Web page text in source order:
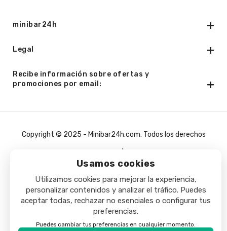
Usamos cookies
Utilizamos cookies para mejorar la experiencia,
personalizar contenidos y analizar el tráfico. Puedes
aceptar todas, rechazar no esenciales o configurar tus
preferencias.
Puedes cambiar tus preferencias en cualquier momento.
minibar24h
Legal
Recibe información sobre ofertas y
promociones por email:
Copyright © 2025 - Minibar24h.com. Todos los derechos
reservados.